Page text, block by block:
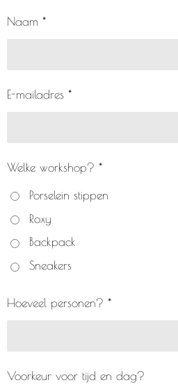
Naam *
E-mailadres *
Welke workshop? *
Porselein stippen
Roxy
Backpack
Sneakers
Hoeveel personen? *
Voorkeur voor tijd en dag?